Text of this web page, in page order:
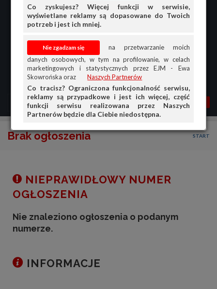
Co zyskujesz? Więcej funkcji w serwisie,
wyświetlane reklamy są dopasowane do Twoich
potrzeb i jest ich mniej.
na przetwarzanie moich
danych osobowych, w tym na profilowanie, w celach
marketingowych i statystycznych przez EJM - Ewa
Skowrońska oraz
Naszych Partnerów
Co tracisz? Ograniczona funkcjonalność serwisu,
reklamy są przypadkowe i jest ich więcej, część
funkcji serwisu realizowana przez Naszych
Partnerów będzie dla Ciebie niedostępna.
MENU MOJA AG
Brak ogłoszenia START
NIEPRAWIDŁOWY NUMER
OGŁOSZENIA
Nie znaleziono ogłoszenia o podanym
numerze.
INFORMACJE